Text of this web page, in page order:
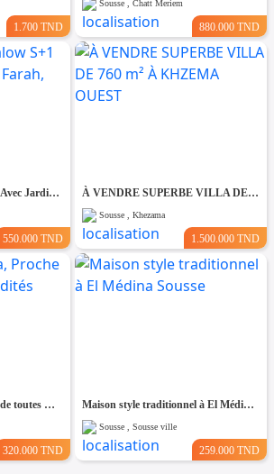
1.700 TND
Sousse , Chatt Meriem
880.000 TND
A Vendre Bungalow S+1 Avec Jardin à Club Farah, Nabeul
550.000 TND
À VENDRE SUPERBE VILLA DE 760 m² À KHZEMA OUEST
Sousse , Khezama
1.500.000 TND
Maison à Hergla, Proche de toutes Commodités
320.000 TND
Maison style traditionnel à El Médina Sousse
Sousse , Sousse ville
259.000 TND